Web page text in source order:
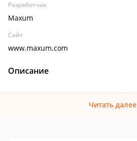
Разработчик
Maxum
Сайт
www.maxum.com
Описание
Читать далее